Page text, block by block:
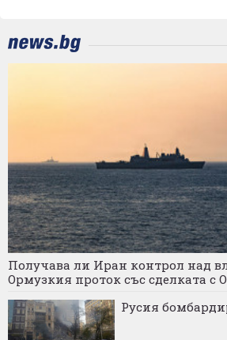
Получава ли Иран контрол над
Ормузкия проток със сделката с
Русия